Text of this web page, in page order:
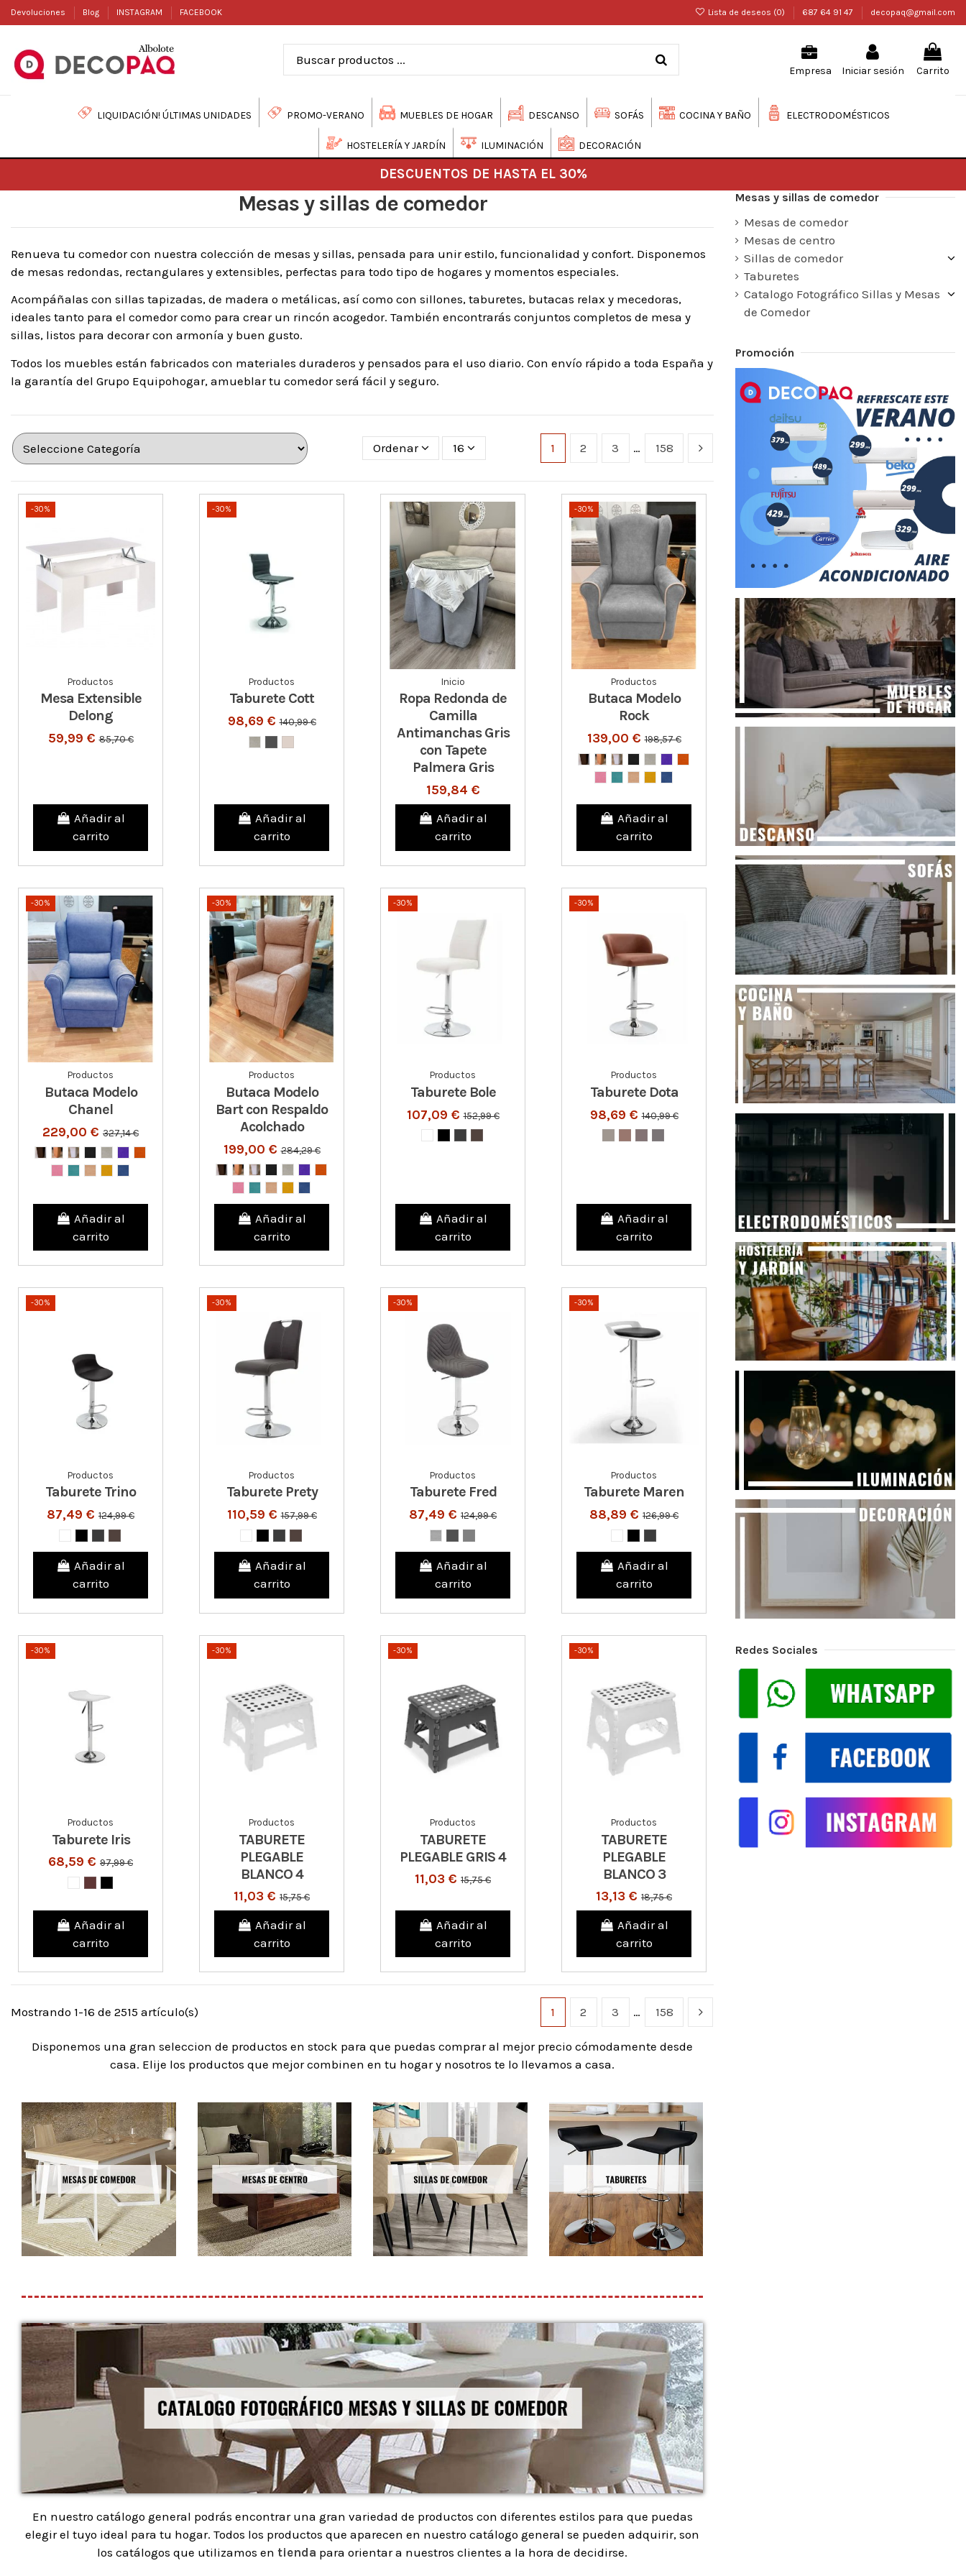
Devoluciones Blog INSTAGRAM FACEBOOK Lista de deseos (0) 687 64 91 47 decopaq@gmail.com
Empresa Iniciar sesión Carrito
LIQUIDACIÓN! ÚLTIMAS UNIDADES PROMO-VERANO MUEBLES DE HOGAR DESCANSO SOFÁS COCINA Y BAÑO ELECTRODOMÉSTICOS
HOSTELERÍA Y JARDÍN ILUMINACIÓN DECORACIÓN
DESCUENTOS DE HASTA EL 30%
Mesas y sillas de comedor
Renueva tu comedor con nuestra colección de mesas y sillas, pensada para unir estilo, funcionalidad y confort. Disponemos
de mesas redondas, rectangulares y extensibles, perfectas para todo tipo de hogares y momentos especiales.
Acompáñalas con sillas tapizadas, de madera o metálicas, así como con sillones, taburetes, butacas relax y mecedoras,
ideales tanto para el comedor como para crear un rincón acogedor. También encontrarás conjuntos completos de mesa y
sillas, listos para decorar con armonía y buen gusto.
Todos los muebles están fabricados con materiales duraderos y pensados para el uso diario. Con envío rápido a toda España y
la garantía del Grupo Equipohogar, amueblar tu comedor será fácil y seguro.
Ordenar 16 1 2 3 … 158
-30%
Productos
Mesa Extensible
Delong
59,99 €85,70 €
Añadir al
carrito
-30%
Productos
Taburete Cott
98,69 €140,99 €
Añadir al
carrito
Inicio
Ropa Redonda de
Camilla
Antimanchas Gris
con Tapete
Palmera Gris
159,84 €
Añadir al
carrito
-30%
Productos
Butaca Modelo
Rock
139,00 €198,57 €
Añadir al
carrito
-30%
Productos
Butaca Modelo
Chanel
229,00 € 327,14 €
Añadir al
carrito
-30%
Productos
Butaca Modelo
Bart con Respaldo
Acolchado
199,00 €284,29 €
Añadir al
carrito
-30%
Productos
Taburete Bole
107,09 €152,99 €
Añadir al
carrito
-30%
Productos
Taburete Dota
98,69 €140,99 €
Añadir al
carrito
-30%
Productos
Taburete Trino
87,49 € 124,99 €
Añadir al
carrito
-30%
Productos
Taburete Prety
110,59 €157,99 €
Añadir al
carrito
-30%
Productos
Taburete Fred
87,49 € 124,99 €
Añadir al
carrito
-30%
Productos
Taburete Maren
88,89 € 126,99 €
Añadir al
carrito
-30%
Productos
Taburete Iris
68,59 € 97,99 €
Añadir al
carrito
-30%
Productos
TABURETE
PLEGABLE
BLANCO 4
11,03 € 15,75 €
Añadir al
carrito
-30%
Productos
TABURETE
PLEGABLE GRIS 4
11,03 € 15,75 €
Añadir al
carrito
-30%
Productos
TABURETE
PLEGABLE
BLANCO 3
13,13 € 18,75 €
Añadir al
carrito
Mostrando 1-16 de 2515 artículo(s) 1 2 3 … 158
Disponemos una gran seleccion de productos en stock para que puedas comprar al mejor precio cómodamente desde
casa. Elije los productos que mejor combinen en tu hogar y nosotros te lo llevamos a casa.
En nuestro catálogo general podrás encontrar una gran variedad de productos con diferentes estilos para que puedas
elegir el tuyo ideal para tu hogar. Todos los productos que aparecen en nuestro catálogo general se pueden adquirir, son
los catálogos que utilizamos en tienda para orientar a nuestros clientes a la hora de decidirse.
Mesas y sillas de comedor
Mesas de comedor
Mesas de centro
Sillas de comedor
Taburetes
Catalogo Fotográfico Sillas y Mesas
de Comedor
Promoción
Redes Sociales